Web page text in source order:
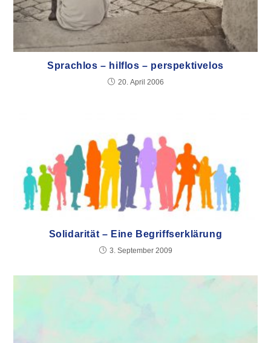
Sprachlos – hilflos – perspektivelos
20. April 2006
Solidarität – Eine Begriffserklärung
3. September 2009